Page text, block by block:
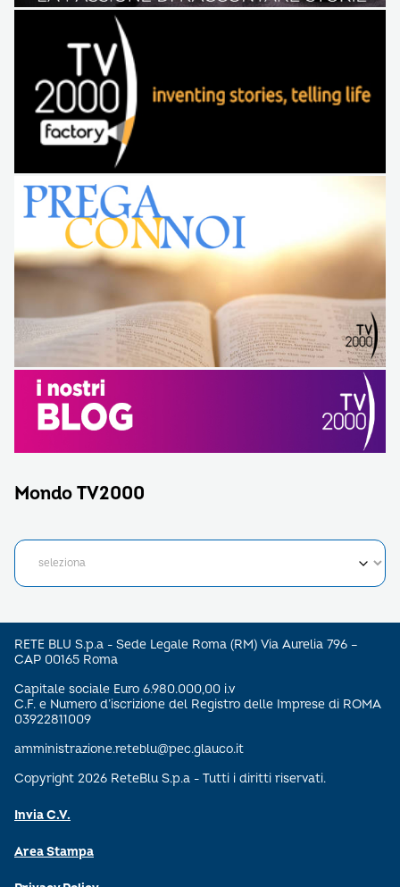
Mondo TV2000
RETE BLU S.p.a - Sede Legale Roma (RM) Via Aurelia 796 –
CAP 00165 Roma
Capitale sociale Euro 6.980.000,00 i.v
C.F. e Numero d’iscrizione del Registro delle Imprese di ROMA
03922811009
amministrazione.reteblu@pec.glauco.it
Copyright 2026 ReteBlu S.p.a - Tutti i diritti riservati.
Invia C.V.
Area Stampa